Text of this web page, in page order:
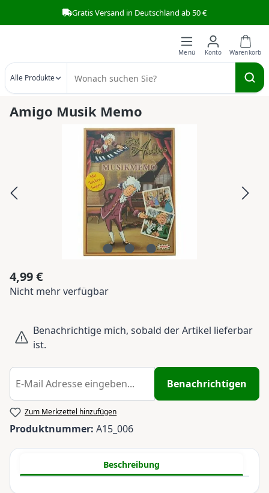
Zum Hauptinhalt springenGratis Versand in Deutschland ab 50 €
Alle Produkte
Amigo Musik Memo
Bildergalerie überspringen
Regulärer Preis:
4,99 €
Nicht mehr verfügbar
Benachrichtige mich, sobald der Artikel lieferbar
ist.
Benachrichtigen
Zum Merkzettel hinzufügen
Produktnummer: A15_006
Beschreibung